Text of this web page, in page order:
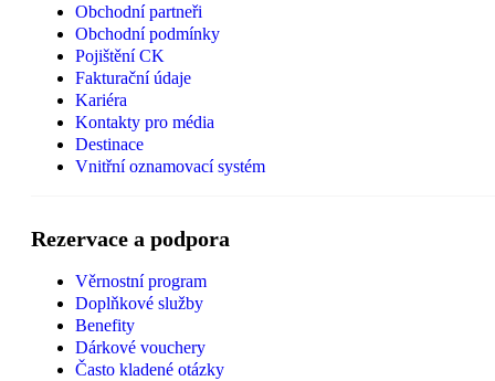
Obchodní partneři
Obchodní podmínky
Pojištění CK
Fakturační údaje
Kariéra
Kontakty pro média
Destinace
Vnitřní oznamovací systém
Rezervace a podpora
Věrnostní program
Doplňkové služby
Benefity
Dárkové vouchery
Často kladené otázky